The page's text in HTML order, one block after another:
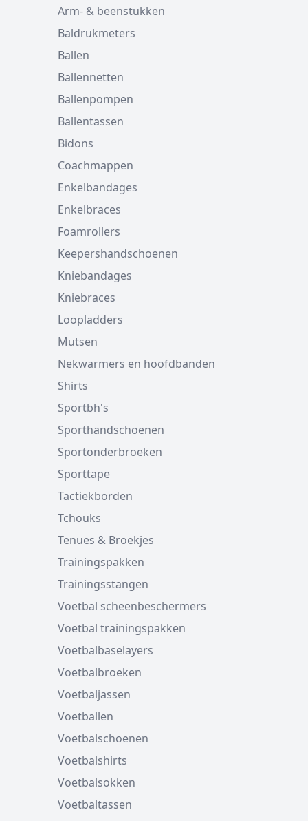
Arm- & beenstukken
Baldrukmeters
Ballen
Ballennetten
Ballenpompen
Ballentassen
Bidons
Coachmappen
Enkelbandages
Enkelbraces
Foamrollers
Keepershandschoenen
Kniebandages
Kniebraces
Loopladders
Mutsen
Nekwarmers en hoofdbanden
Shirts
Sportbh's
Sporthandschoenen
Sportonderbroeken
Sporttape
Tactiekborden
Tchouks
Tenues & Broekjes
Trainingspakken
Trainingsstangen
Voetbal scheenbeschermers
Voetbal trainingspakken
Voetbalbaselayers
Voetbalbroeken
Voetbaljassen
Voetballen
Voetbalschoenen
Voetbalshirts
Voetbalsokken
Voetbaltassen